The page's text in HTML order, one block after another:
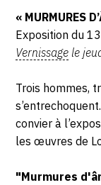
Biscornet,
75012
Paris
Description,
horaires...
« MURMURES
Exposition du
Vernissage le
Trois hommes,
convier à
les œuvres de
"Murmures